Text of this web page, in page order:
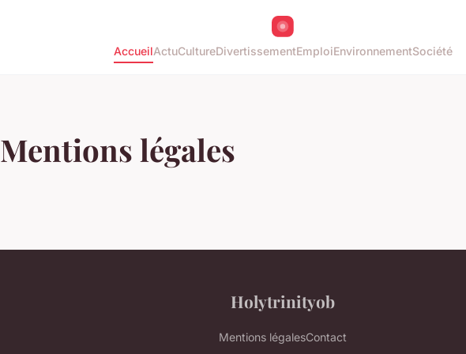
AccueilActuCultureDivertissementEmploiEnvironnementSociété
Mentions légales
Holytrinityob
Mentions légalesContact